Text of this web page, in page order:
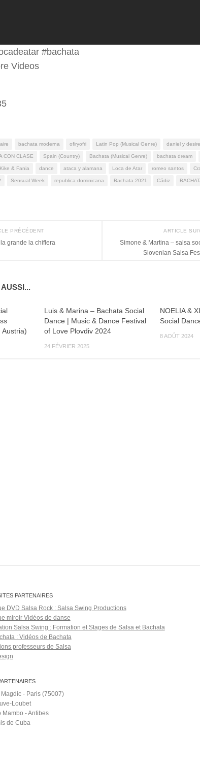
#bachata
Videos
bachata moderna ofiryofri Latin Pop (Musical Genre) daniel y
CON CLASE Spain (Country) Bachata (Musical Genre) bachata dream
Kike & Fania dance ataca y alamana Loca de Atar romeo santos
Sensual Week republica dominicana Bachata 2021 Cádiz
ARTICLE
Simone & Martina – salsa
Slovenian Salsa
PRÉCÉDENT
la grande la chiflera
Austria)
Luis & Marina – Bachata Social
Dance | Music & Dance Festival
of Love Plovdiv 2024
24 FÉVRIER 2025
NOELIA &
Social
8 AOÛT 2024
PARTENAIRES
DVD Salsa Rock : Salsa Swing Productions
miroir Vidéos de danse
Salsa Swing : Formation et Stages de Salsa et Bachata
: Vidéos de Bachata
professeurs de Salsa
- Paris (75007)
Loubet
Mambo - Antibes
de Cuba